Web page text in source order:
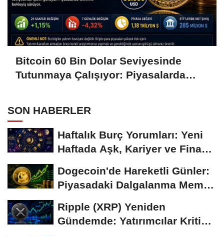
Bitcoin 60 Bin Dolar Seviyesinde
Tutunmaya Çalışıyor: Piyasalarda
SON HABERLER
Haftalık Burç Yorumları: Yeni
Haftada Aşk, Kariyer ve Finans
Dogecoin'de Hareketli Günler:
Piyasadaki Dalgalanma Meme
Ripple (XRP) Yeniden
Gündemde: Yatırımcılar Kritik